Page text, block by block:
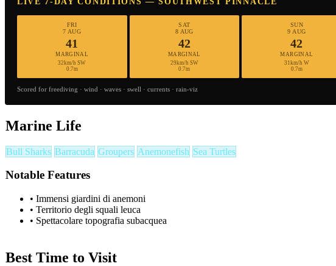
FRI
7 AUG
41
MARGINAL
32km/h SW
0.7m
SAT
8 AUG
42
MARGINAL
29km/h SW
0.7m
SUN
9 AUG
42
MARGINAL
31km/h W
0.7m
Scored for freediving · wind · waves · swell · currents · rain-viz
Marine Life
Bull Sharks Barracuda Groupers Anemonefish Sea Turtles
Notable Features
• Immensi giardini di anemoni
• Territorio degli squali leuca
• Spettacolare topografia subacquea
Best Time to Visit